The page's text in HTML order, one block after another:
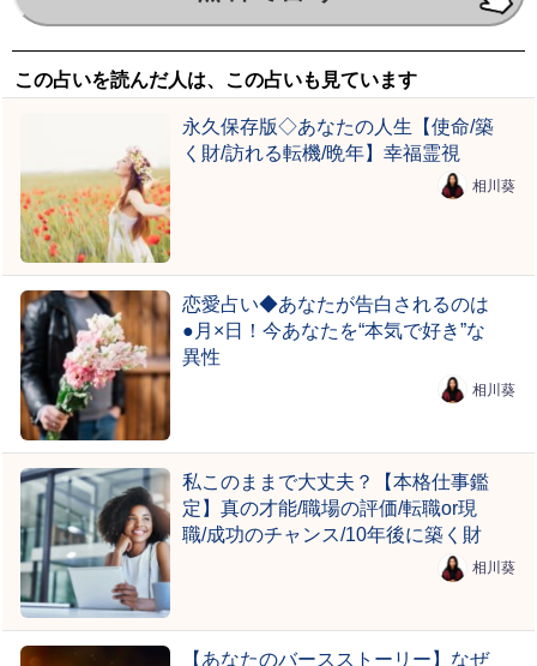
この占いを読んだ人は、この占いも見ています
永久保存版◇あなたの人生【使命/築
く財/訪れる転機/晩年】幸福霊視
相川葵
恋愛占い◆あなたが告白されるのは
●月×日！今あなたを“本気で好き”な
異性
相川葵
私このままで大丈夫？【本格仕事鑑
定】真の才能/職場の評価/転職or現
職/成功のチャンス/10年後に築く財
相川葵
【あなたのバースストーリー】なぜ